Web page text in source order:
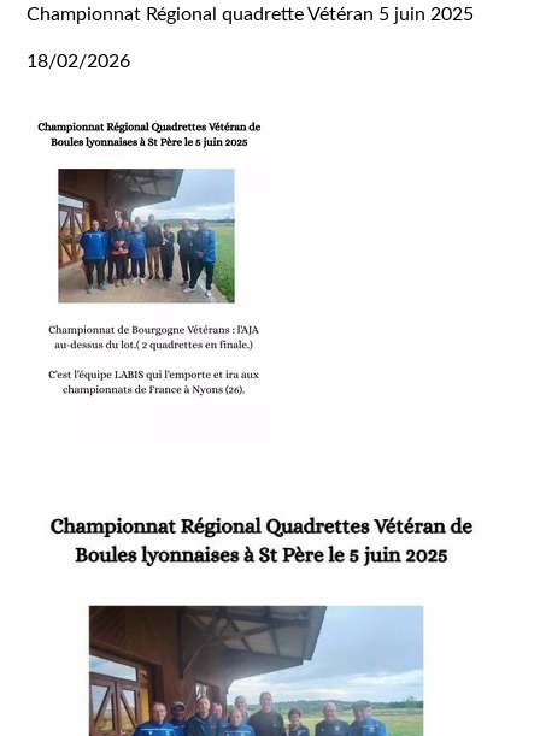
Championnat Régional quadrette Vétéran 5 juin 2025
18/02/2026